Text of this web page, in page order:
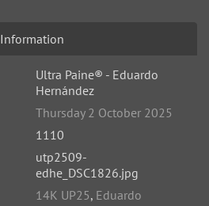
Information
Ultra Paine® - Eduardo
Hernández
Thursday 2 October 2025
1110
utp2509-
edhe_DSC1826.jpg
14K UP25, Eduardo